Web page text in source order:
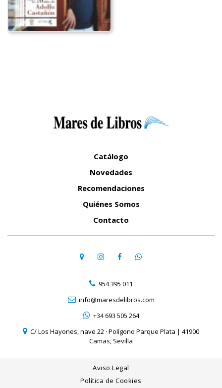
Catálogo
Novedades
Recomendaciones
Quiénes Somos
Contacto
954 395 011
info@maresdelibros.com
+34 693 505 264
C/ Los Hayones, nave 22 · Polígono Parque Plata | 41900
Camas, Sevilla
Aviso Legal
Política de Cookies